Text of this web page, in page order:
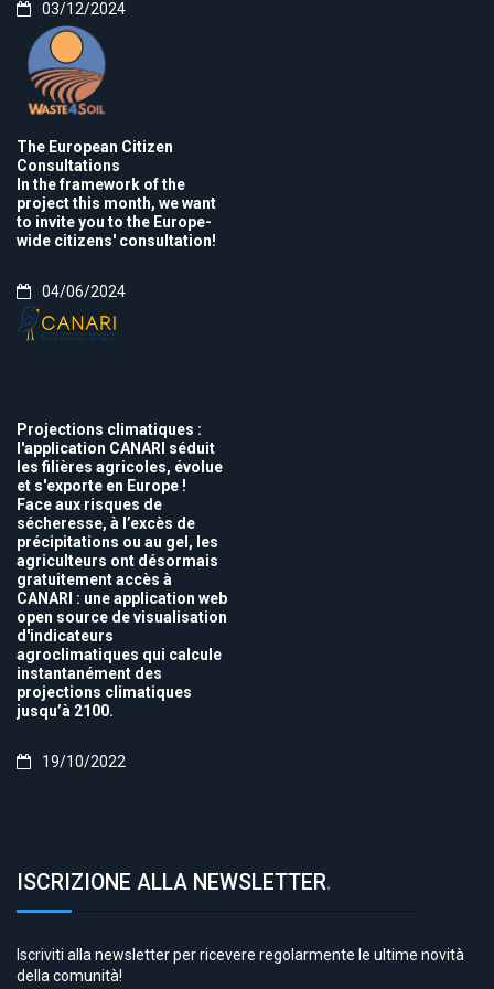
03/12/2024
The European Citizen
Consultations
In the framework of the
project this month, we want
to invite you to the Europe-
wide citizens' consultation!
04/06/2024
Projections climatiques :
l'application CANARI séduit
les filières agricoles, évolue
et s'exporte en Europe !
Face aux risques de
sécheresse, à l’excès de
précipitations ou au gel, les
agriculteurs ont désormais
gratuitement accès à
CANARI : une application web
open source de visualisation
d'indicateurs
agroclimatiques qui calcule
instantanément des
projections climatiques
jusqu’à 2100.
19/10/2022
ISCRIZIONE ALLA NEWSLETTER.
Iscriviti alla newsletter per ricevere regolarmente le ultime novità
della comunità!